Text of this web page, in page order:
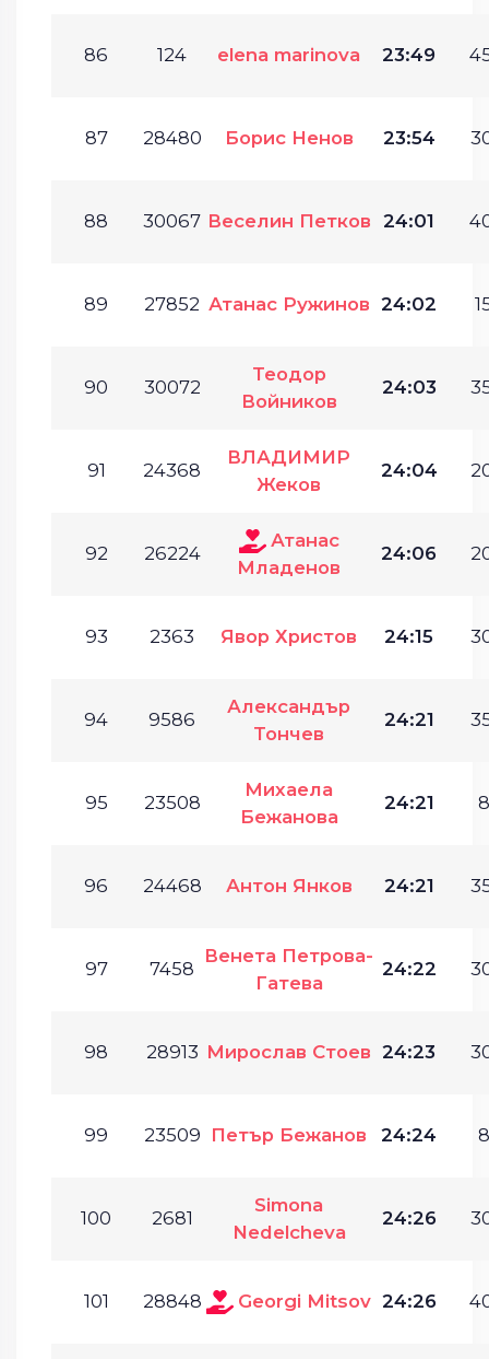
86 124 elena marinova 23:49
87 28480 Борис Ненов 23:54
88 30067 Веселин Петков 24:01
89 27852 Атанас Ружинов 24:02
90 30072
Теодор
Войников
24:03
91 24368
ВЛАДИМИР
Жеков
24:04
92 26224
Атанас
Младенов
24:06
93 2363 Явор Христов 24:15
94 9586
Александър
Тончев
24:21
95 23508
Михаела
Бежанова
24:21
96 24468 Антон Янков 24:21
97 7458
Венета Петрова-
Гатева
24:22
98 28913 Мирослав Стоев 24:23
99 23509 Петър Бежанов 24:24
100 2681
Simona
Nedelcheva
24:26
101 28848 Georgi Mitsov 24:26